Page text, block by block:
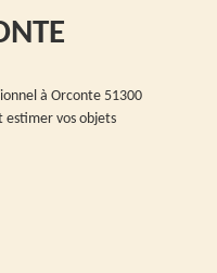
à Orconte 51300
estimer vos objets